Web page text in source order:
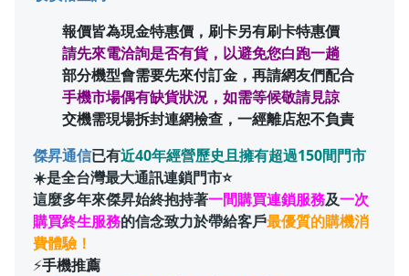
報價皆為現金特惠價，刷卡另有刷卡特惠價
請先來電洽詢是否有貨，以避免您白跑一趟
部分機型會需要先來付訂金，再請網友們配合
手機市場偶有缺貨狀況，如需等候敬請見諒
交機需現場拆封連網檢查，一經離店恕不負責
傑昇通信已有近40年經營歷史且擁有超過150間門市
☀️是全台灣最大通訊連鎖門市⭐
這麼多年來傑昇始終抱持著一間購買連鎖服務及一次
購買終生服務的信念致力於帶給客戶最優質的購機消
費體驗！
⚡手機推薦